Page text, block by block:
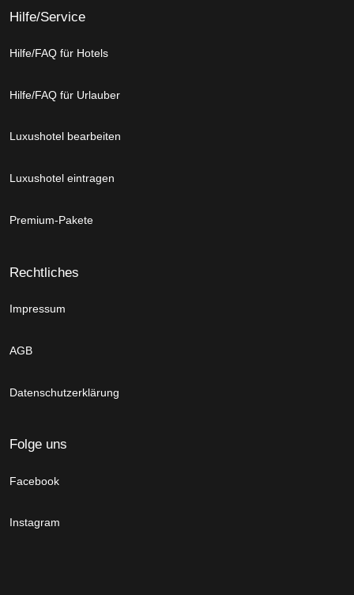
Hilfe/Service
Hilfe/FAQ für Hotels
Hilfe/FAQ für Urlauber
Luxushotel bearbeiten
Luxushotel eintragen
Premium-Pakete
Rechtliches
Impressum
AGB
Datenschutzerklärung
Folge uns
Facebook
Instagram